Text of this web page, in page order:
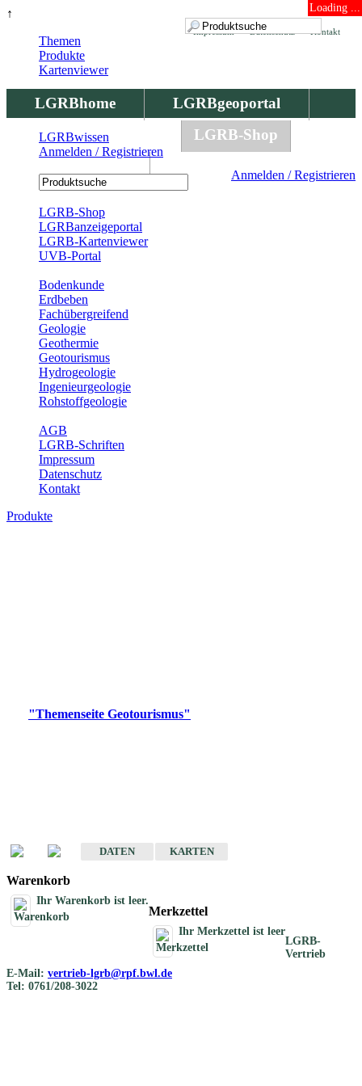
↑ Loading ...
Kontakt
Datenschutz
Impressum
LGRBhome
LGRBgeoportal
LGRBbohrungen
LGRB-Shop
Anmelden / Registrieren
Themen
Produkte
Kartenviewer
LGRBwissen
Anmelden / Registrieren
LGRB-Shop
LGRBanzeigeportal
LGRB-Kartenviewer
UVB-Portal
Bodenkunde
Erdbeben
Fachübergreifend
Geologie
Geothermie
Geotourismus
Hydrogeologie
Ingenieurgeologie
Rohstoffgeologie
AGB
LGRB-Schriften
Impressum
Datenschutz
Kontakt
Produkte
"Themenseite Geotourismus"
DATEN
KARTEN
Warenkorb
Ihr Warenkorb ist leer.
Merkzettel
Ihr Merkzettel ist leer
LGRB-
Vertrieb
E-Mail: vertrieb-lgrb@rpf.bwl.de
Tel: 0761/208-3022